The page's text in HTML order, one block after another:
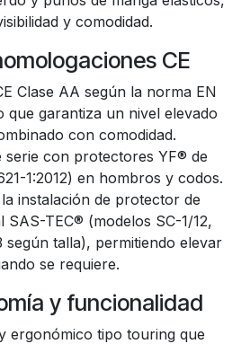
y comodidad.
CE
Clase AA según la norma EN
que garantiza un nivel elevado
con comodidad.
serie con protectores YF® de
1:2012) en hombros y codos.
instalación de protector de
SAS-TEC® (modelos SC-1/12,
según talla), permitiendo elevar
se requiere.
y funcionalidad
ergonómico tipo touring que